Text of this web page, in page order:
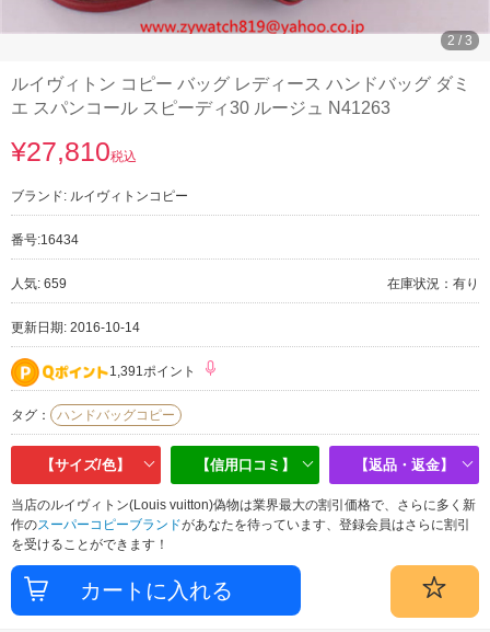
3 / 3
ルイヴィトン コピー バッグ レディース ハンドバッグ ダミ
エ スパンコール スピーディ30 ルージュ N41263
¥27,810税込
ブランド: ルイヴィトンコピー
番号:16434
人気: 659 在庫状況：有り
更新日期: 2016-10-14
1,391ポイント
タグ： ハンドバッグコピー
【サイズ/色】 【信用口コミ】 【返品・返金】
当店のルイヴィトン(Louis vuitton)偽物は業界最大の割引価格で、さらに多く新
作のスーパーコピーブランドがあなたを待っています、登録会員はさらに割引
を受けることができます！